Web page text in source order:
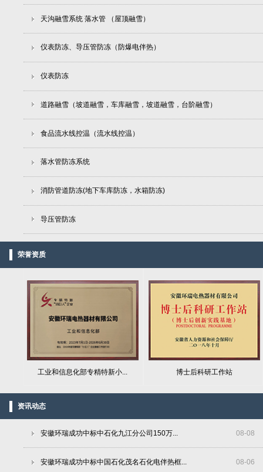
天沟融雪系统 落水管 （屋顶融雪）
仪表防冻、导压管防冻（防爆电伴热）
仪表防冻
道路融雪（坡道融雪，车库融雪，坡道融雪，台阶融雪）
食品流水线控温（流水线控温）
落水管防冻系统
消防管道防冻(地下车库防冻，水箱防冻)
导压管防冻
荣誉资质
工业和信息化部专精特新小... 博士后科研工作站
资讯动态
08-08
安徽环瑞成功中标中石化九江分公司150万...
08-06
安徽环瑞成功中标中国石化茂名石化电伴热框...